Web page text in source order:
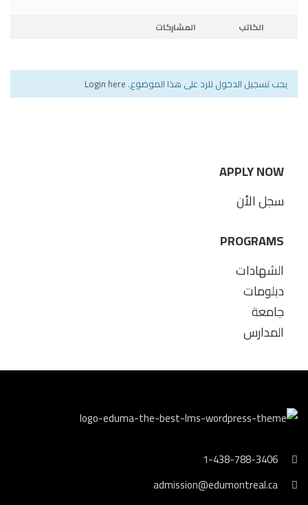
الكاتب المشاركات
يجب تسجيل الدخول للرد على هذا الموضوع. Login here
APPLY NOW
سجل الأن
PROGRAMS
الشهادات
دبلومات
جامعة
المدارس
1-438-788-3406
admission@edumontreal.ca